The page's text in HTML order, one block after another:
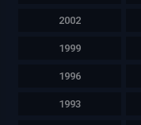
2002
1999
1996
1993